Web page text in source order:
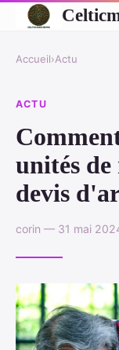
Accueil›Actu
ACTU
unités de
devis
corin — 31 mai